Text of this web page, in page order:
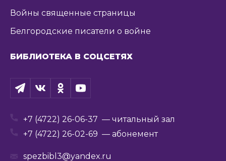
Войны священные страницы
Белгородские писатели о войне
БИБЛИОТЕКА В СОЦСЕТЯХ
+7 (4722) 26-06-37 — читальный зал
+7 (4722) 26-02-69 — абонемент
spezbibl3@yandex.ru